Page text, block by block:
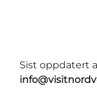
Sist oppdatert